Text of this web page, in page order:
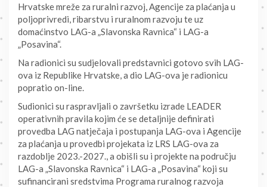
Hrvatske mreže za ruralni razvoj, Agencije za plaćanja u
poljoprivredi, ribarstvu i ruralnom razvoju te uz
domaćinstvo LAG-a „Slavonska Ravnica“ i LAG-a
„Posavina“.
Na radionici su sudjelovali predstavnici gotovo svih LAG-
ova iz Republike Hrvatske, a dio LAG-ova je radionicu
popratio on-line.
Sudionici su raspravljali o završetku izrade LEADER
operativnih pravila kojim će se detaljnije definirati
provedba LAG natječaja i postupanja LAG-ova i Agencije
za plaćanja u provedbi projekata iz LRS LAG-ova za
razdoblje 2023.-2027., a obišli su i projekte na području
LAG-a „Slavonska Ravnica“ i LAG-a „Posavina“ koji su
sufinancirani sredstvima Programa ruralnog razvoja